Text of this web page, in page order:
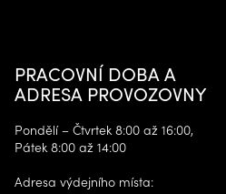
PRACOVNÍ DOBA A
ADRESA PROVOZOVNY
Pondělí – Čtvrtek 8:00 až 16:00,
Pátek 8:00 až 14:00
Adresa výdejního místa: